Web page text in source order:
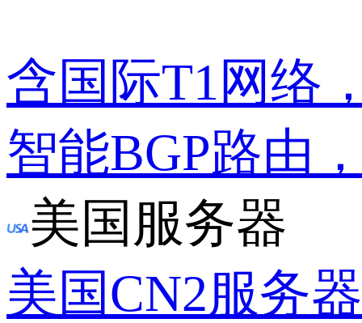
含国际T1网络
智能BGP路由
美国服务器
美国CN2服务器